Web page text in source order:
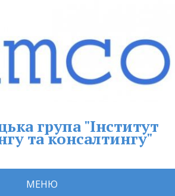
група "Інститут
та консалтингу"
МЕНЮ